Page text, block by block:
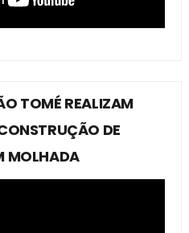
TOMÉ REALIZAM
DE
MOLHADA